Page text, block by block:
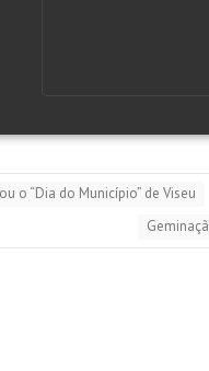
o “Dia do Município” de Viseu